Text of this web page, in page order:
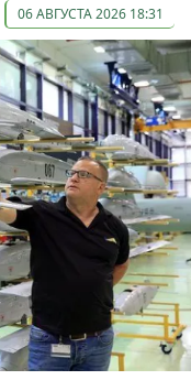
06 АВГУСТА 2026 18:31